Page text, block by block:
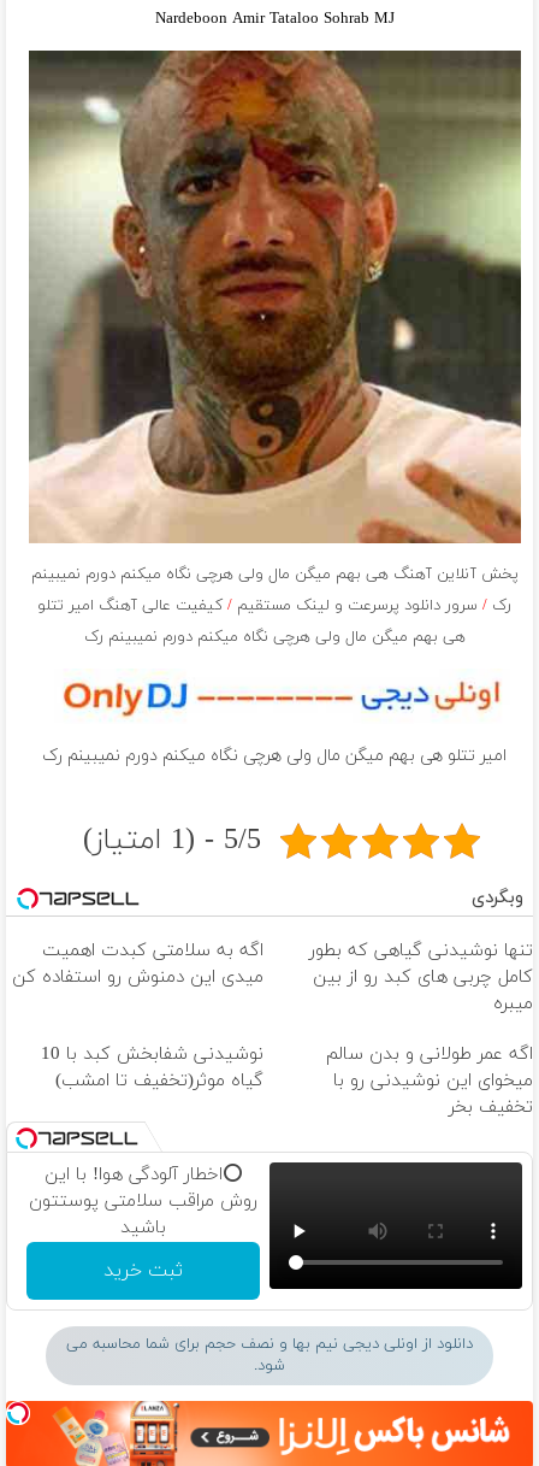
Nardeboon Amir Tataloo Sohrab MJ
پخش آنلاین آهنگ هی بهم میگن مال ولی هرچی نگاه میکنم دورم نمیبینم
رک /سرور دانلود پرسرعت و لینک مستقیم /کیفیت عالی آهنگ امیر تتلو
هی بهم میگن مال ولی هرچی نگاه میکنم دورم نمیبینم رک
امیر تتلو هی بهم میگن مال ولی هرچی نگاه میکنم دورم نمیبینم رک
5/5 - (1 امتیاز)
وبگردی
تنها نوشیدنی گیاهی که بطور
کامل چربی های کبد رو از بین
میبره
اگه به سلامتی کبدت اهمیت
میدی این دمنوش رو استفاده کن
اگه عمر طولانی و بدن سالم
میخوای این نوشیدنی رو با
تخفیف بخر
نوشیدنی شفابخش کبد با 10
گیاه موثر(تخفیف تا امشب)
⭕️اخطار آلودگی هوا! با این
روش مراقب سلامتی پوستتون
باشید
ثبت خرید
دانلود از اونلی دیجی نیم بها و نصف حجم برای شما محاسبه می
شود.